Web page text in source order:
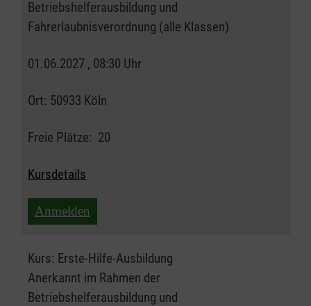
Betriebshelferausbildung und
Fahrerlaubnisverordnung (alle Klassen)
01.06.2027 , 08:30 Uhr
Ort: 50933 Köln
Freie Plätze: 20
Kursdetails
Anmelden
Kurs: Erste-Hilfe-Ausbildung
Anerkannt im Rahmen der
Betriebshelferausbildung und